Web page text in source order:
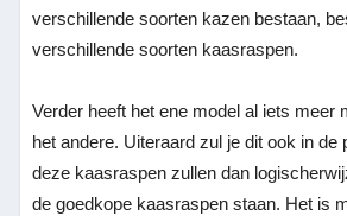
verschillende soorten kazen bestaan,
verschillende soorten kaasraspen.
Verder heeft het ene model al iets meer
het andere. Uiteraard zul je dit ook in de
deze kaasraspen zullen dan
de goedkope kaasraspen staan. Het is